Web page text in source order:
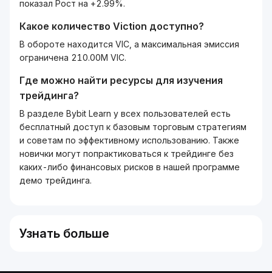
показал Рост на +2.99%.
Какое количество Viction доступно?
В обороте находится VIC, а максимальная эмиссия
ограничена 210.00M VIC.
Где можно найти ресурсы для изучения
трейдинга?
В разделе Bybit Learn у всех пользователей есть
бесплатный доступ к базовым торговым стратегиям
и советам по эффективному использованию. Также
новички могут попрактиковаться к трейдинге без
каких-либо финансовых рисков в нашей программе
демо трейдинга.
Узнать больше